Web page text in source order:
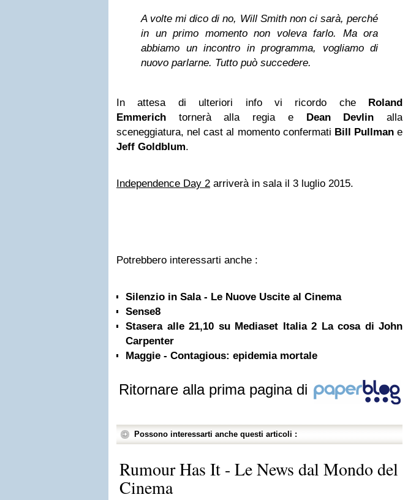
A volte mi dico di no, Will Smith non ci sarà, perché
in un primo momento non voleva farlo. Ma ora
abbiamo un incontro in programma, vogliamo di
nuovo parlarne. Tutto può succedere.
In attesa di ulteriori info vi ricordo che Roland
Emmerich tornerà alla regia e Dean Devlin alla
sceneggiatura, nel cast al momento confermati Bill Pullmane
Jeff Goldblum.
Independence Day 2 arriverà in sala il 3 luglio 2015.
Potrebbero interessarti anche :
Silenzio in Sala - Le Nuove Uscite al Cinema
Sense8
Stasera alle 21,10 su Mediaset Italia 2 La cosa di John
Carpenter
Maggie - Contagious: epidemia mortale
Ritornare alla prima pagina di
Possono interessarti anche questi articoli :
Rumour Has It - Le News dal Mondo del
Cinema